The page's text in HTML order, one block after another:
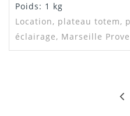
Poids: 1 kg
Location, plateau totem,
éclairage, Marseille